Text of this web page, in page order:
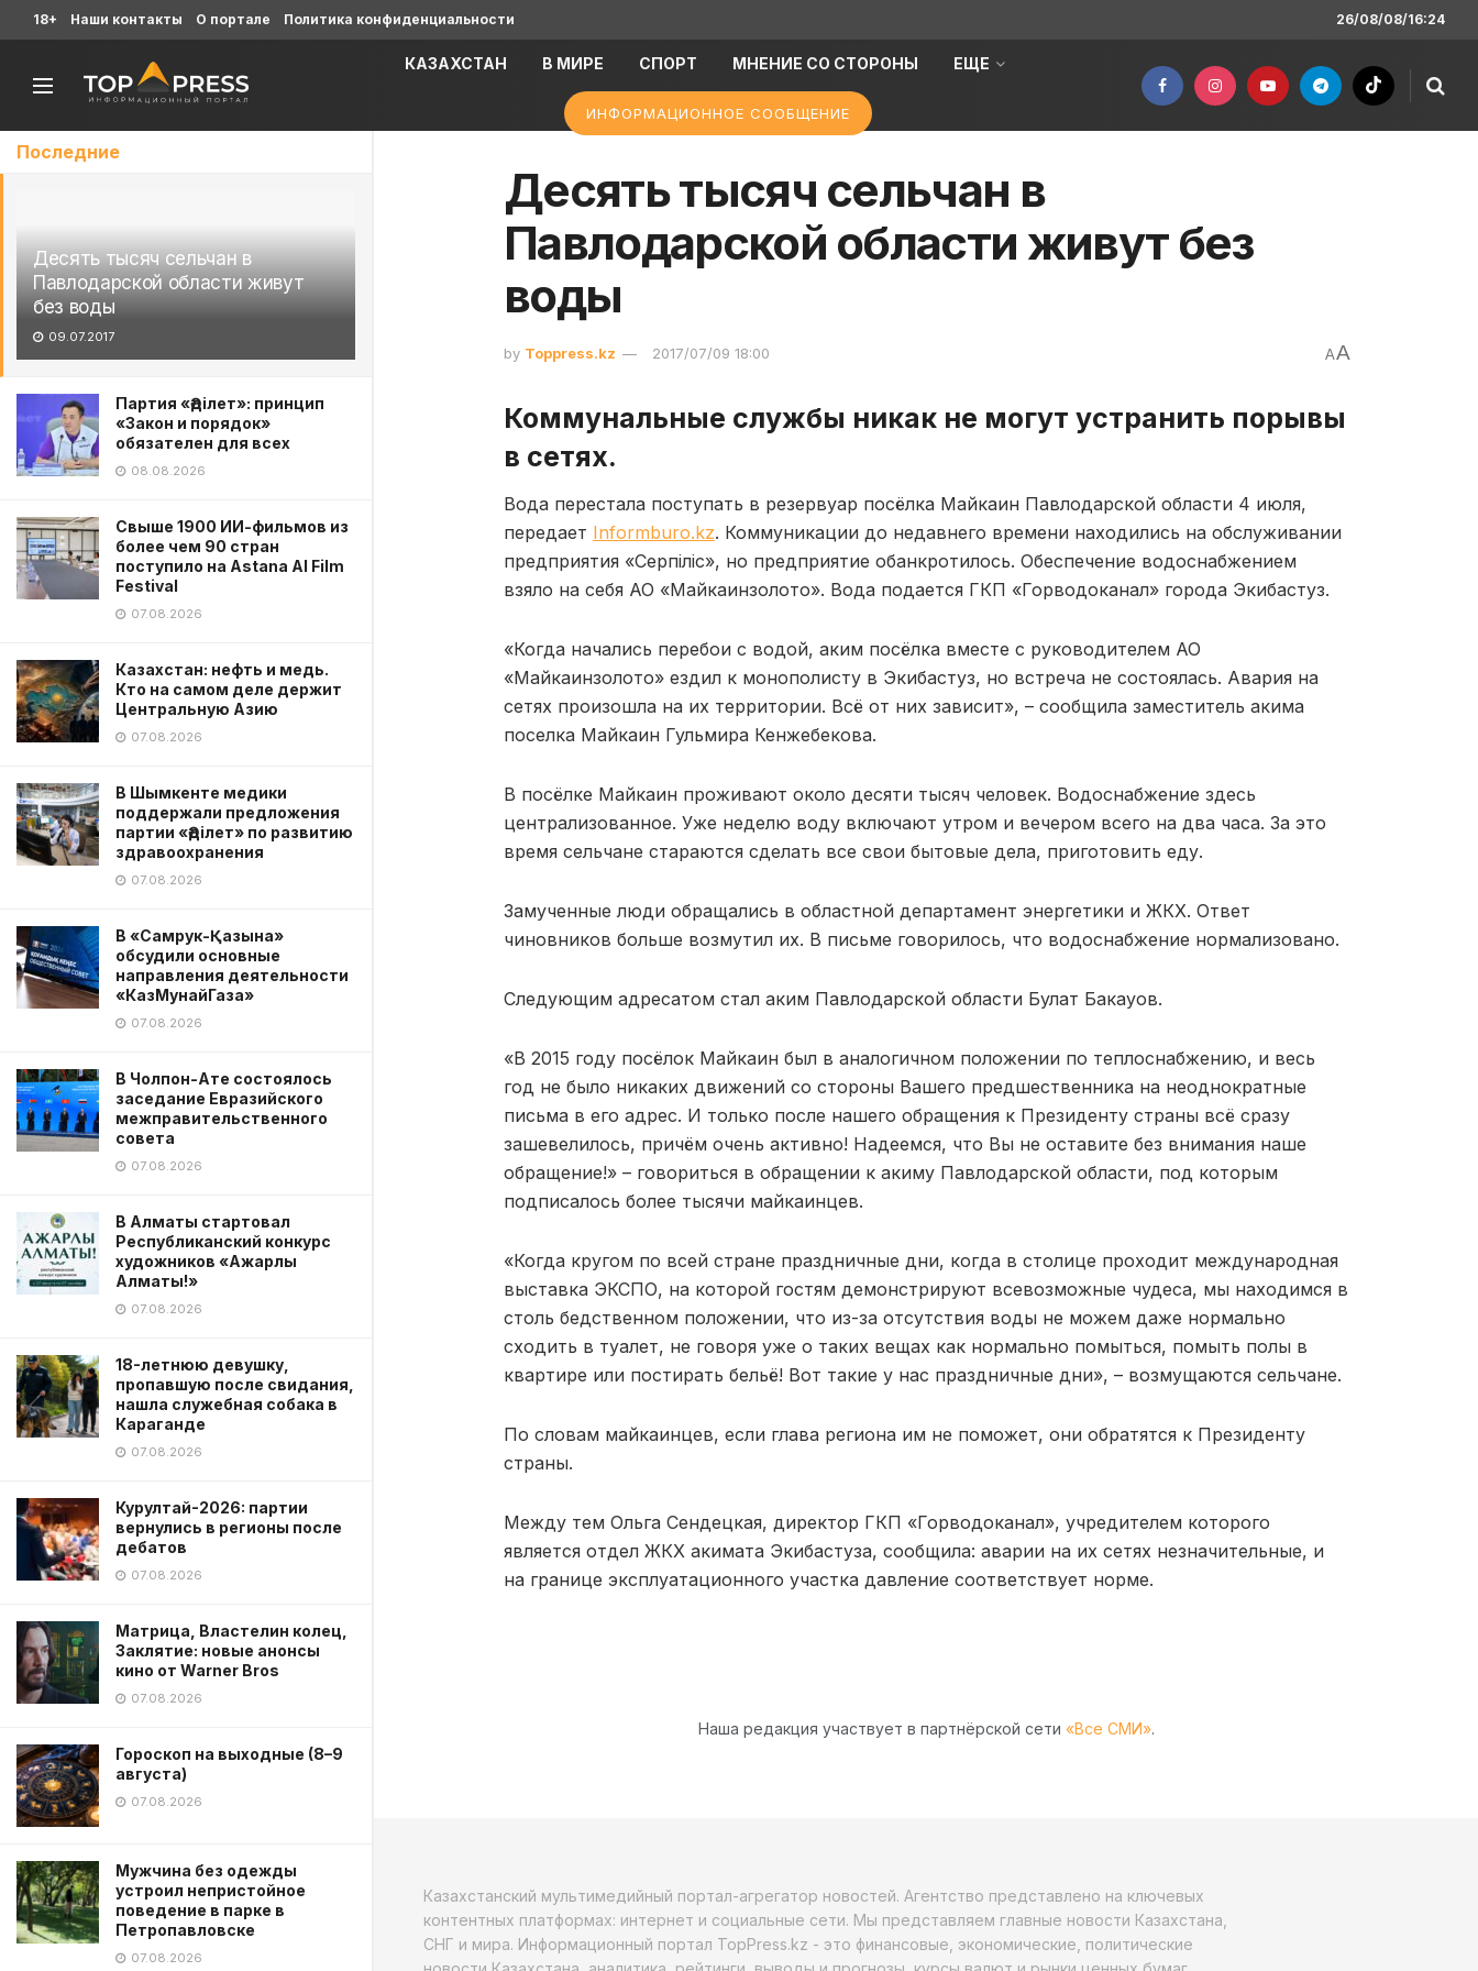
Последние
Десять тысяч сельчан в
Павлодарской области живут
без воды
09.07.2017
Партия «Әділет»: принцип
«Закон и порядок»
обязателен для всех
08.08.2026
Свыше 1900 ИИ-фильмов из
более чем 90 стран
поступило на Astana AI Film
Festival
07.08.2026
Казахстан: нефть и медь.
Кто на самом деле держит
Центральную Азию
07.08.2026
В Шымкенте медики
поддержали предложения
партии «Әділет» по развитию
здравоохранения
07.08.2026
В «Самрук-Қазына»
обсудили основные
направления деятельности
«КазМунайГаза»
07.08.2026
В Чолпон-Ате состоялось
заседание Евразийского
межправительственного
совета
07.08.2026
В Алматы стартовал
Республиканский конкурс
художников «Ажарлы
Алматы!»
07.08.2026
18-летнюю девушку,
пропавшую после свидания,
нашла служебная собака в
Караганде
07.08.2026
Курултай-2026: партии
вернулись в регионы после
дебатов
07.08.2026
Матрица, Властелин колец,
Заклятие: новые анонсы
кино от Warner Bros
07.08.2026
Гороскоп на выходные (8–9
августа)
07.08.2026
Мужчина без одежды
устроил непристойное
поведение в парке в
Петропавловске
07.08.2026
18+ Наши контакты О портале Политика конфиденциальности 26/08/08/16:24
КАЗАХСТАН В МИРЕ СПОРТ МНЕНИЕ СО СТОРОНЫ ЕЩЕ
ИНФОРМАЦИОННОЕ СООБЩЕНИЕ
Десять тысяч сельчан в
Павлодарской области живут без
воды
by Toppress.kz 2017/07/09 18:00 AA
Коммунальные службы никак не могут устранить порывы
в сетях.
Вода перестала поступать в резервуар посёлка Майкаин Павлодарской области 4 июля,
передает Informburo.kz. Коммуникации до недавнего времени находились на обслуживании
предприятия «Серпiлiс», но предприятие обанкротилось. Обеспечение водоснабжением
взяло на себя АО «Майкаинзолото». Вода подается ГКП «Горводоканал» города Экибастуз.
«Когда начались перебои с водой, аким посёлка вместе с руководителем АО
«Майкаинзолото» ездил к монополисту в Экибастуз, но встреча не состоялась. Авария на
сетях произошла на их территории. Всё от них зависит», – сообщила заместитель акима
поселка Майкаин Гульмира Кенжебекова.
В посёлке Майкаин проживают около десяти тысяч человек. Водоснабжение здесь
централизованное. Уже неделю воду включают утром и вечером всего на два часа. За это
время сельчане стараются сделать все свои бытовые дела, приготовить еду.
Замученные люди обращались в областной департамент энергетики и ЖКХ. Ответ
чиновников больше возмутил их. В письме говорилось, что водоснабжение нормализовано.
Следующим адресатом стал аким Павлодарской области Булат Бакауов.
«В 2015 году посёлок Майкаин был в аналогичном положении по теплоснабжению, и весь
год не было никаких движений со стороны Вашего предшественника на неоднократные
письма в его адрес. И только после нашего обращения к Президенту страны всё сразу
зашевелилось, причём очень активно! Надеемся, что Вы не оставите без внимания наше
обращение!» – говориться в обращении к акиму Павлодарской области, под которым
подписалось более тысячи майкаинцев.
«Когда кругом по всей стране праздничные дни, когда в столице проходит международная
выставка ЭКСПО, на которой гостям демонстрируют всевозможные чудеса, мы находимся в
столь бедственном положении, что из-за отсутствия воды не можем даже нормально
сходить в туалет, не говоря уже о таких вещах как нормально помыться, помыть полы в
квартире или постирать бельё! Вот такие у нас праздничные дни», – возмущаются сельчане.
По словам майкаинцев, если глава региона им не поможет, они обратятся к Президенту
страны.
Между тем Ольга Сендецкая, директор ГКП «Горводоканал», учредителем которого
является отдел ЖКХ акимата Экибастуза, сообщила: аварии на их сетях незначительные, и
на границе эксплуатационного участка давление соответствует норме.
Наша редакция участвует в партнёрской сети «Все СМИ».
Казахстанский мультимедийный портал-агрегатор новостей. Агентство представлено на ключевых
контентных платформах: интернет и социальные сети. Мы представляем главные новости Казахстана,
СНГ и мира. Информационный портал TopPress.kz - это финансовые, экономические, политические